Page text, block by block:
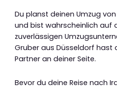
Du planst deinen Umzug
und bist wahrscheinlich auf
zuverlässigen
Gruber aus Düsseldorf hast
Partner an deiner Seite.
Bevor du deine Reise nach